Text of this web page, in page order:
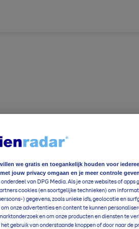
Foto en video
Foto en video
we gratis en toegankelijk houden voor
jouw privacy omgaan en je meer controle
onderdeel van DPG Media. Als je onze websites of apps
cookies (en soortgelijke technieken) om
) gegevens, zoals unieke id’s, geolocatie en
onze advertenties en content te kunnen
en om onze producten en diensten te
gebruik van onderstaande knoppen of door naar de